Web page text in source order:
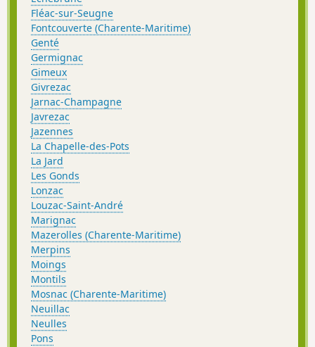
Fléac-sur-Seugne
Fontcouverte (Charente-Maritime)
Genté
Germignac
Gimeux
Givrezac
Jarnac-Champagne
Javrezac
Jazennes
La Chapelle-des-Pots
La Jard
Les Gonds
Lonzac
Louzac-Saint-André
Marignac
Mazerolles (Charente-Maritime)
Merpins
Moings
Montils
Mosnac (Charente-Maritime)
Neuillac
Neulles
Pons